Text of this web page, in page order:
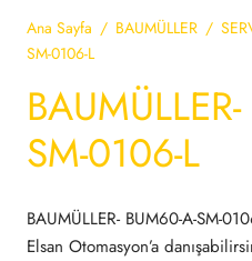
Ana Sayfa / BAUMÜLLER /
SM-0106-L
SM-0106-L
BAUMÜLLER- BUM60-A-SM-
Elsan Otomasyon’a